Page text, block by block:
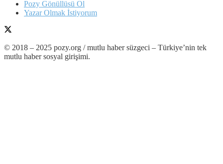
Pozy Gönüllüsü Ol
Yazar Olmak İstiyorum
© 2018 – 2025 pozy.org / mutlu haber süzgeci – Türkiye’nin tek
mutlu haber sosyal girişimi.